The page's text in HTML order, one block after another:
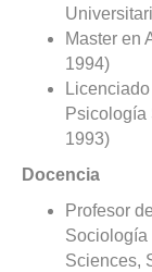
Master en
1994)
Psicología
1993)
Docencia
Profesor
Sociología
Sciences,